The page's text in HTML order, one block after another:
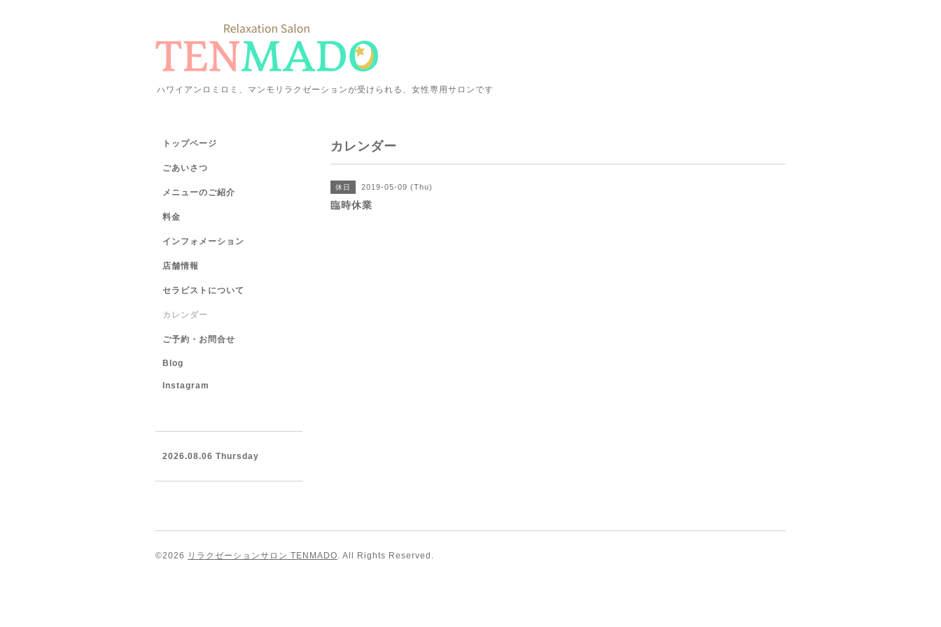
ハワイアンロミロミ、マンモリラクゼーションが受けられる、女性専用サロンです
カレンダー
休日 2019-05-09 (Thu)
臨時休業
トップページ
ごあいさつ
メニューのご紹介
料金
インフォメーション
店舗情報
セラピストについて
カレンダー
ご予約・お問合せ
Blog
Instagram
2026.08.06 Thursday
©2026 リラクゼーションサロン TENMADO. All Rights Reserved.